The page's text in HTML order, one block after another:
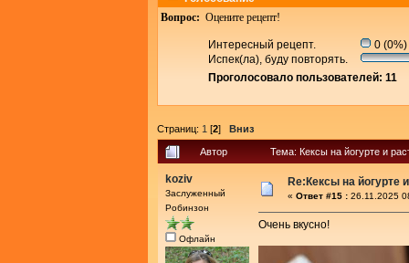
Вопрос: Оцените рецепт!
Интересный рецепт.
0 (0%)
Испек(ла), буду повторять.
Проголосовало пользователей: 11
Страниц: 1 [2] Вниз
Автор Тема: Кексы на йогурте и
koziv
Заслуженный
Робинзон
Офлайн
Re:Кексы на йогурте
« Ответ #15 : 26.11.2025
Очень вкусно!